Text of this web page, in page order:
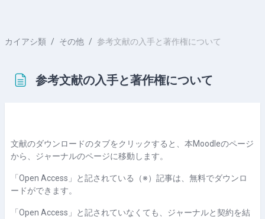
カイアシ類 その他 参考文献の入手と著作権について
参考文献の入手と著作権について
⽂献のダウンロードのタブをクリックすると、本Moodleのページ
から、ジャーナルのページに移動します。
「Open Access」と記されている（※）記事は、無料でダウンロ
ードができます。
「Open Access」と記されていなくても、ジャーナルと契約を結